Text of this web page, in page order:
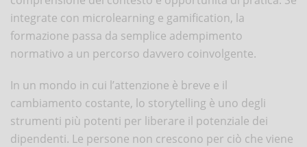
integrate con microlearning e gamification, la
formazione passa da semplice adempimento
normativo a un percorso davvero coinvolgente.
In un mondo in cui l’attenzione è breve e il
cambiamento costante, lo storytelling è uno degli
strumenti più potenti per liberare il potenziale dei
dipendenti. Le persone non crescono per ciò che viene